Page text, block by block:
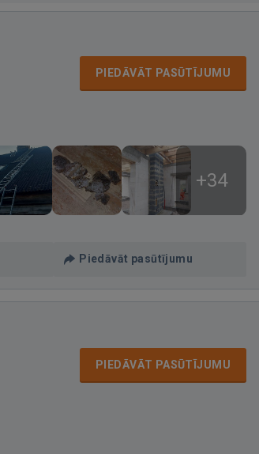
PIEDĀVĀT PASŪTĪJUMU
+34
Piedāvāt pasūtījumu
PIEDĀVĀT PASŪTĪJUMU